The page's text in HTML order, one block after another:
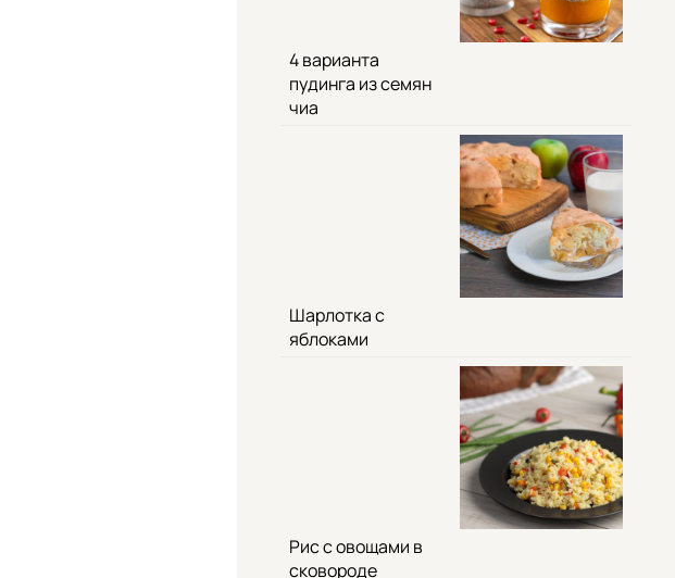
4 варианта
пудинга из семян
чиа
Шарлотка с
яблоками
Рис с овощами в
сковороде